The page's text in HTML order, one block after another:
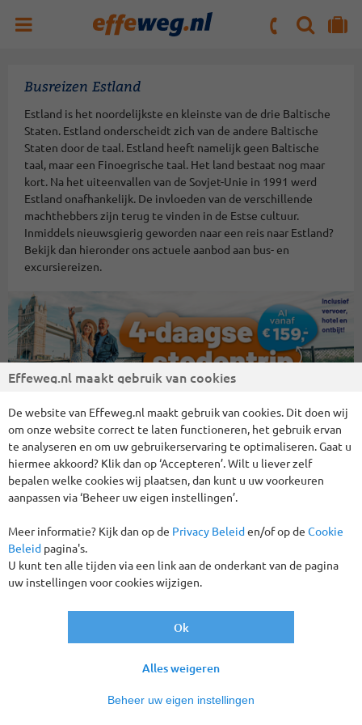
ZOEKENNAAR 'MIJN REIS' OMGEVING
Busreizen Estland
Estland is het noordelijkste en kleinste van de drie Baltische
Staten. Estland onderscheidt zich van de andere Baltische
Staten door de taal. Estland heeft namelijk geen Baltische
taal, maar een Finoegrische taal. Het land bestaat nog maar
kort. Na het uiteenvallen van de Sovjet-Unie in 1991 werd
Estland onafhankelijk. De invloeden van de verschillende
machthebbers zijn terug te vinden in de Estse cultuur.
Inmiddels nieuwsgierig geworden naar een reis naar Estland?
Bekijk dan hieronder ons actuele aanbod aan bus- en
excursiereizen.
Wij hebben 1 reizen gevonden
Bus-excursiereizen Estland Alles wissen
Sorteren
Verder filteren
Tot € 70,- korting p.p.!
Effeweg.nl maakt gebruik van cookies
De website van Effeweg.nl maakt gebruik van cookies. Dit doen wij
om onze website correct te laten functioneren, het gebruik ervan
te analyseren en om uw gebruikerservaring te optimaliseren. Gaat u
hiermee akkoord? Klik dan op ‘Accepteren’. Wilt u liever zelf
bepalen welke cookies wij plaatsen, dan kunt u uw voorkeuren
aanpassen via ‘Beheer uw eigen instellingen’.
Meer informatie? Kijk dan op de Privacy Beleiden/of op de Cookie
Beleid pagina's.
U kunt ten alle tijden via een link aan de onderkant van de pagina
uw instellingen voor cookies wijzigen.
Beheer uw eigen instellingen
Alles weigeren
Ok